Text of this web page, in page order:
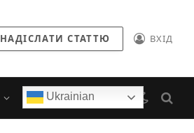
НАДІСЛАТИ СТАТТЮ ВХІД
Ukrainian